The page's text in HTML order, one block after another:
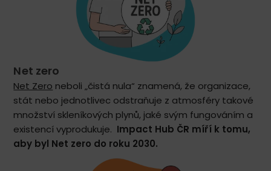
Net zero
Net Zero neboli „čistá nula“ znamená, že organizace,
stát nebo jednotlivec odstraňuje z atmosféry takové
množství skleníkových plynů, jaké svým fungováním a
existencí vyprodukuje. Impact Hub ČR míří k tomu,
aby byl Net zero do roku 2030.